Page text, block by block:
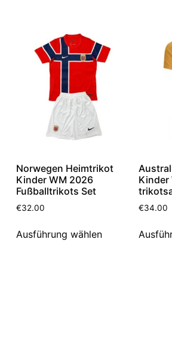
Norwegen Heimtrikot
Kinder WM 2026
Fußballtrikots Set
€32.00
Ausführung wählen
Kinder
€34.00